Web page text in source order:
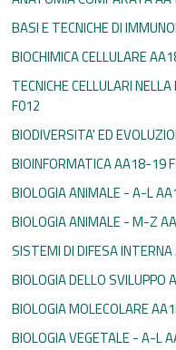
BASI E TECNICHE DI
BIOCHIMICA CELLULARE
TECNICHE CELLULARI
F012
BIODIVERSITA' ED
BIOINFORMATICA AA18-19
BIOLOGIA ANIMALE - A-L
BIOLOGIA ANIMALE - M-Z
SISTEMI DI DIFESA
BIOLOGIA DELLO
BIOLOGIA MOLECOLARE
BIOLOGIA VEGETALE - A-L